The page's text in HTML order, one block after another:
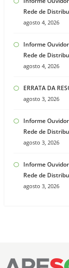
Rede de
agosto 4, 2026
Informe
Rede de
agosto 4, 2026
ERRATA DA
agosto 3, 2026
Informe
Rede de
agosto 3, 2026
Informe
Rede de
agosto 3, 2026